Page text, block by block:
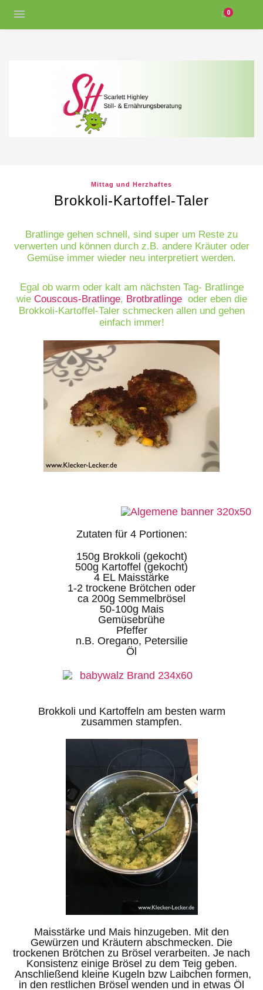
0
Mittag und Herzhaftes
Brokkoli-Kartoffel-Taler
Bratlinge gehen schnell, sind super um Reste zu
verwerten und können durch z.B. andere Kräuter oder
Gemüse immer wieder neu interpretiert werden.
Egal ob warm oder kalt am nächsten Tag- Bratlinge
wie Couscous-Bratlinge, Brotbratlingeoder eben die
Brokkoli-Kartoffel-Taler schmecken allen und gehen
einfach immer!
Zutaten für 4 Portionen:
150g Brokkoli (gekocht)
500g Kartoffel (gekocht)
4 EL Maisstärke
1-2 trockene Brötchen oder
ca 200g Semmelbrösel
50-100g Mais
Gemüsebrühe
Pfeffer
n.B. Oregano, Petersilie
Öl
Brokkoli und Kartoffeln am besten warm
zusammen stampfen.
Maisstärke und Mais hinzugeben. Mit den
Gewürzen und Kräutern abschmecken. Die
trockenen Brötchen zu Brösel verarbeiten. Je nach
Konsistenz einige Brösel zu dem Teig geben.
Anschließend kleine Kugeln bzw Laibchen formen,
in den restlichen Brösel wenden und in etwas Öl